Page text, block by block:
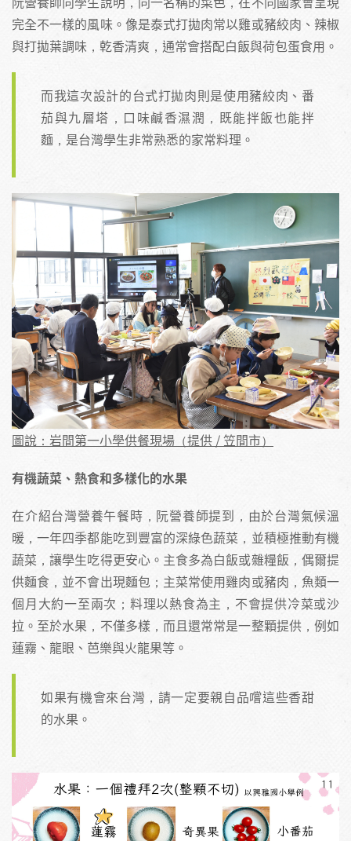
完全不一樣的風味。像是泰式打拋肉常以雞或豬絞肉、辣椒
與打拋葉調味，乾香清爽，通常會搭配白飯與荷包蛋食用。
而我這次設計的台式打拋肉則是使用豬絞肉、番
茄與九層塔，口味鹹香濕潤，既能拌飯也能拌
麵，是台灣學生非常熟悉的家常料理。
圖說：岩間第一小學供餐現場（提供 / 笠間市）
有機蔬菜、熱食和多樣化的水果
在介紹台灣營養午餐時，阮營養師提到，由於台灣氣候溫
暖，一年四季都能吃到豐富的深綠色蔬菜，並積極推動有機
蔬菜，讓學生吃得更安心。主食多為白飯或雜糧飯，偶爾提
供麵食，並不會出現麵包；主菜常使用雞肉或豬肉，魚類一
個月大約一至兩次；料理以熱食為主，不會提供冷菜或沙
拉。至於水果，不僅多樣，而且還常常是一整顆提供，例如
蓮霧、龍眼、芭樂與火龍果等。
如果有機會來台灣，請一定要親自品嚐這些香甜
的水果。